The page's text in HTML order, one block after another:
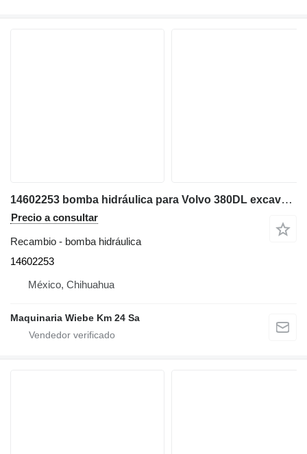
14602253 bomba hidráulica para Volvo 380DL excavadora
Precio a consultar
Recambio - bomba hidráulica
14602253
México, Chihuahua
Maquinaria Wiebe Km 24 Sa